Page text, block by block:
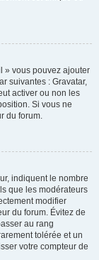
» vous pouvez ajouter
suivantes : Gravatar,
activer ou non les
Si vous ne
du forum.
indiquent le nombre
que les modérateurs
modifier
du forum. Évitez de
au rang
tolérée et un
votre compteur de